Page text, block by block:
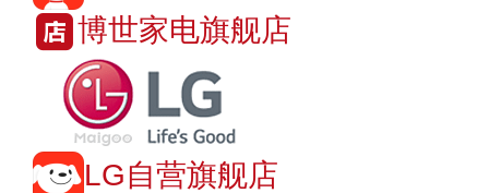
博世家电旗舰店
LG自营旗舰店